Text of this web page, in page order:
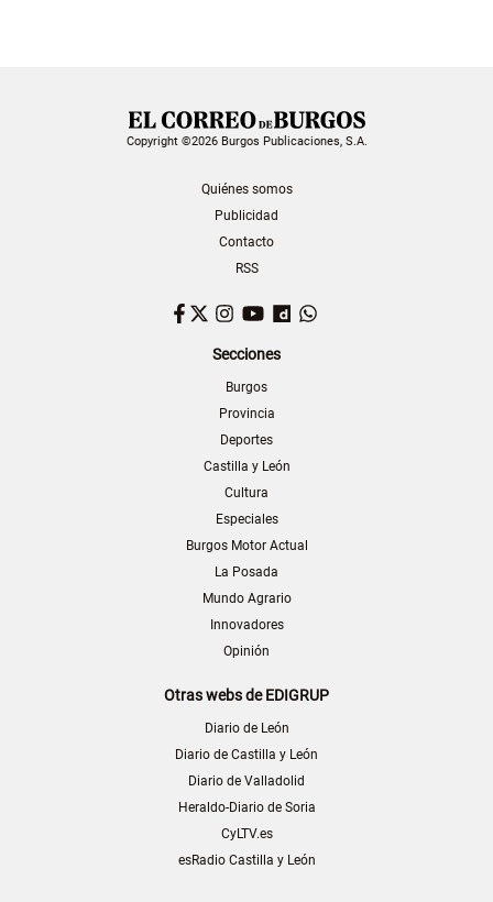
Copyright ©2026 Burgos Publicaciones, S.A.
Quiénes somos
Publicidad
Contacto
RSS
Facebook
TwitterInstagram
YouTubeDailymotion
Secciones
Burgos
Provincia
Deportes
Castilla y León
Cultura
Especiales
Burgos Motor Actual
La Posada
Mundo Agrario
Innovadores
Opinión
Otras webs de EDIGRUP
Diario de León
Diario de Castilla y León
Diario de Valladolid
Heraldo-Diario de Soria
CyLTV.es
esRadio Castilla y León